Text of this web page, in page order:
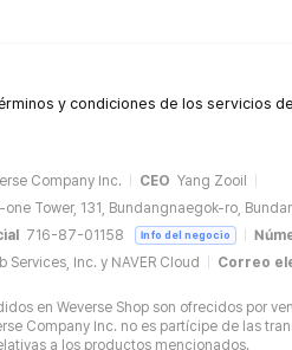
y condiciones de los servicios
Company Inc. CEO Yang Zooil
one Tower, 131, Bundangnaegok-ro,
716-87-01158 Info del negocio
Services, Inc. y NAVER Cloud Correo
en Weverse Shop son ofrecidos por
Company Inc. no es partícipe de las
a los productos mencionados.